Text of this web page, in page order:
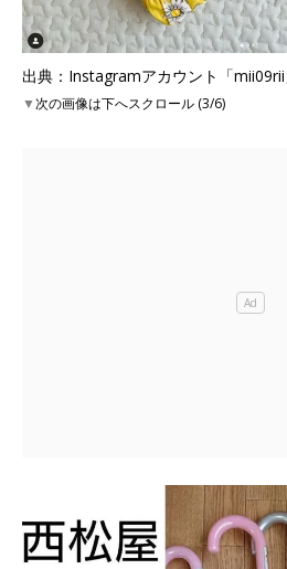
出典：Instagramアカウント「mii09rii
▼次の画像は下へスクロール (3/6)